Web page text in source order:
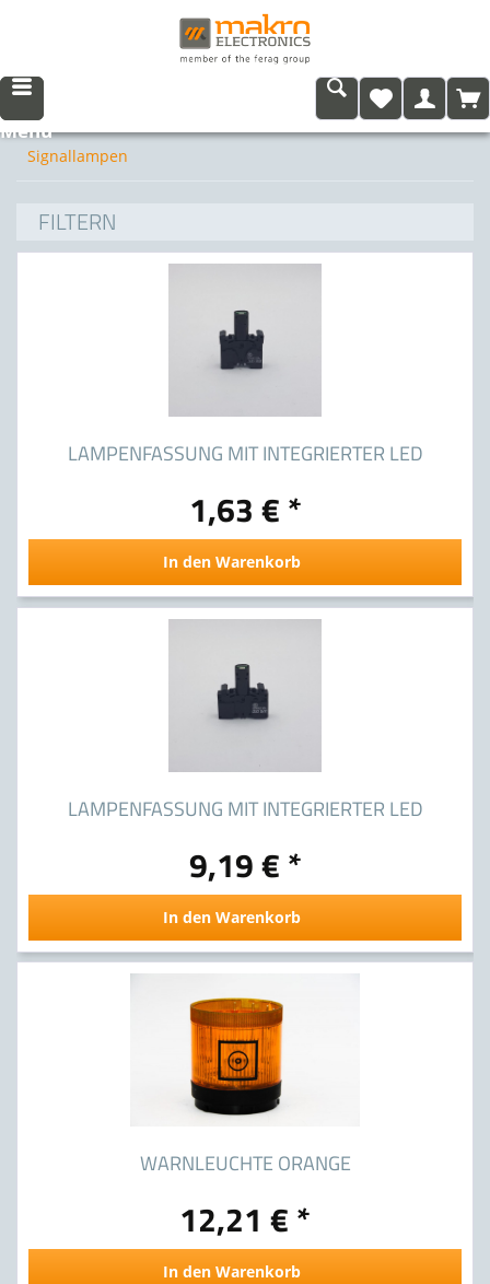
Menü
Signallampen
FILTERN
LAMPENFASSUNG MIT INTEGRIERTER LED
3SB3403-1RA
1,63 € *
In den Warenkorb
LAMPENFASSUNG MIT INTEGRIERTER LED
3SB3400-1RB
9,19 € *
In den Warenkorb
WARNLEUCHTE ORANGE
12,21 € *
In den Warenkorb